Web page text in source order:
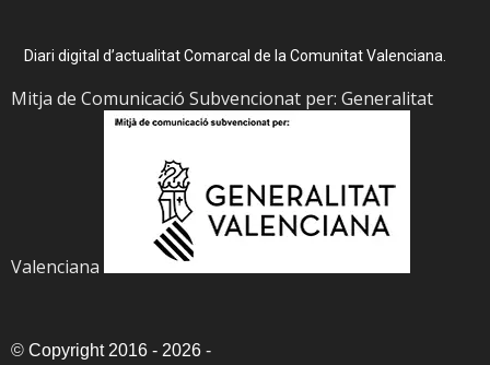
Diari digital d’actualitat Comarcal de la Comunitat Valenciana.
Mitja de Comunicació Subvencionat per: Generalitat
Valenciana
© Copyright 2016 - 2026 -